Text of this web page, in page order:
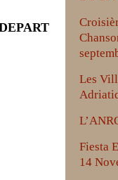
Les
Fiesta
14